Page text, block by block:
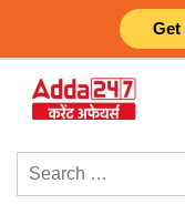
Get
content
Search